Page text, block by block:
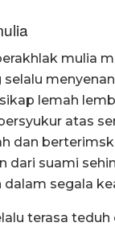
mulia
selalu
lemah
atas
dan
dari suami
segala
terasa teduh